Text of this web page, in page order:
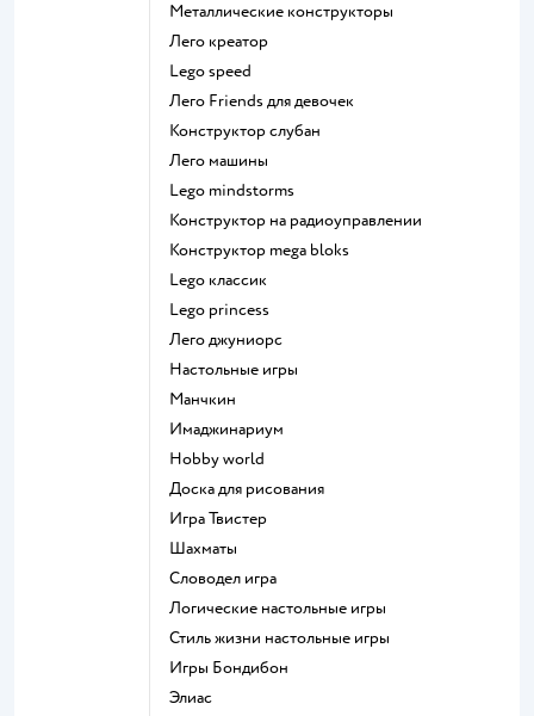
Металлические конструкторы
Лего креатор
Lego speed
Лего Friends для девочек
Конструктор слубан
Лего машины
Lego mindstorms
Конструктор на радиоуправлении
Конструктор mega bloks
Lego классик
Lego princess
Лего джуниорс
Настольные игры
Манчкин
Имаджинариум
Hobby world
Доска для рисования
Игра Твистер
Шахматы
Словодел игра
Логические настольные игры
Стиль жизни настольные игры
Игры Бондибон
Элиас